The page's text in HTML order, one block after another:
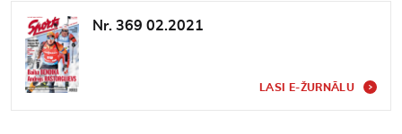
Nr. 369 02.2021
LASI E-ŽURNĀLU